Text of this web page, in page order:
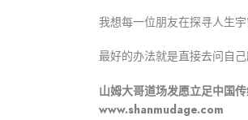
我想每一位朋友在探寻人生
最好的办法就是直接去问自
山姆大哥道场发愿立足中国
www.shanmudage.com